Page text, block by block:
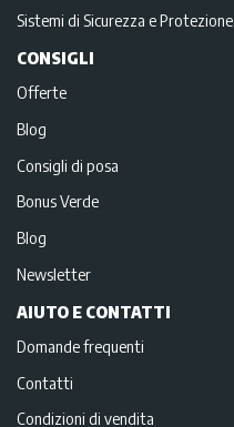
Sistemi di Sicurezza e Protezione
CONSIGLI
Offerte
Blog
Consigli di posa
Bonus Verde
Blog
Newsletter
AIUTO E CONTATTI
Domande frequenti
Contatti
Condizioni di vendita